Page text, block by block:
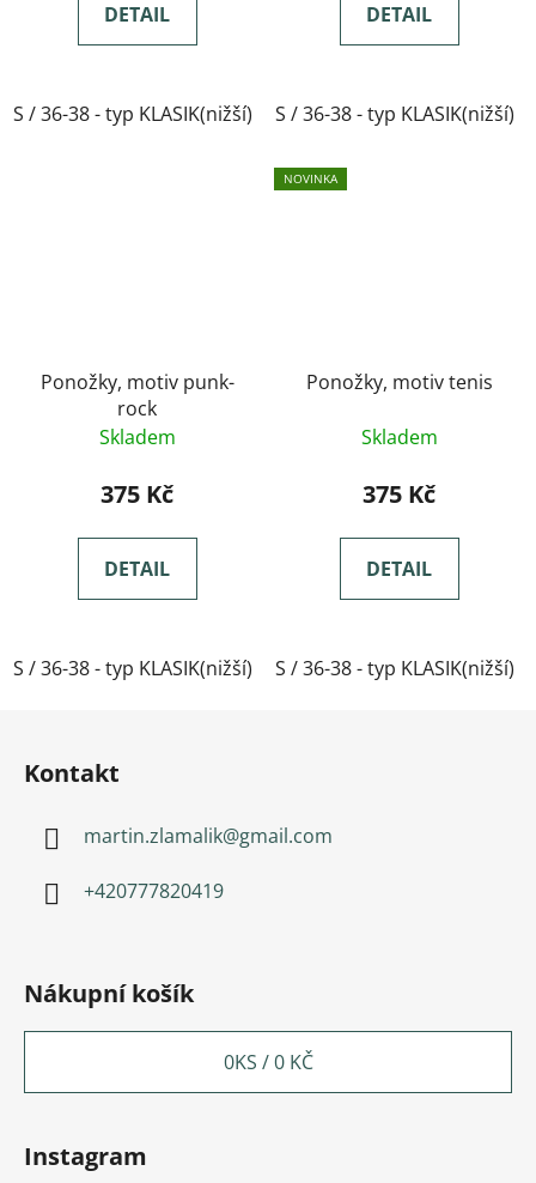
DETAIL
S / 36-38 - typ KLASIK(nižší) M / 39-41- typ KLASIK(nižší)
DETAIL
S / 36-38 - typ KLASIK(nižší)
Ponožky, motiv punk-
rock
Skladem
375 Kč
DETAIL
S / 36-38 - typ KLASIK(nižší) M / 39-41- typ KLASIK(nižší)
NOVINKA
Ponožky, motiv tenis
Skladem
375 Kč
DETAIL
S / 36-38 - typ KLASIK(nižší)
Kontakt
martin.zlamalik@gmail.com
+420777820419
Nákupní košík
0KS /0 KČ
Instagram